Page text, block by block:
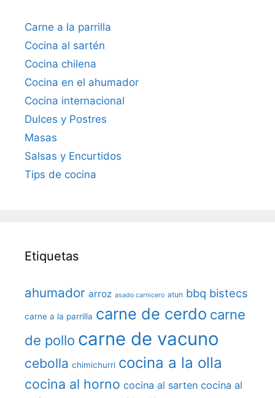
Carne a la parrilla
Cocina al sartén
Cocina chilena
Cocina en el ahumador
Cocina internacional
Dulces y Postres
Masas
Salsas y Encurtidos
Tips de cocina
Etiquetas
ahumador arroz asado carnicero atun bbq bistecs
carne a la parrilla carne de cerdo carne
de pollo carne de vacuno
cebolla chimichurri cocina a la olla
cocina al horno cocina al sarten cocina al